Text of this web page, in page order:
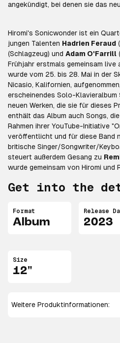
angekündigt, bei denen sie das
Hiromi's Sonicwonder ist ein
jungen Talenten Hadrien Feraud
(Schlagzeug) und Adam O'Farrill
Frühjahr erstmals gemeinsam live
wurde vom 25. bis 28. Mai in der
Nicasio, Kalifornien,
erscheinendes Solo-Klavieralbum
neuen Werken, die sie für dieses
enthält das Album auch Songs,
Rahmen ihrer YouTube-Initiative
veröffentlicht und für diese Band
britische Singer/Songwriter/
steuert außerdem Gesang zu
wurde gemeinsam von Hiromi und
Get into the
Format
Album
Release
2023
Size
12"
Weitere Produktinformationen: